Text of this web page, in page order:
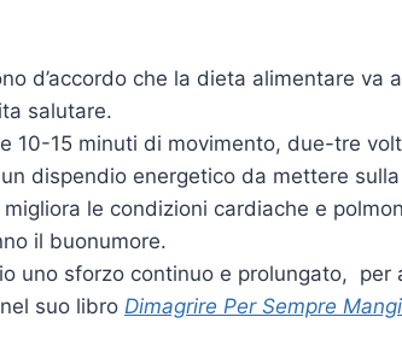
d’accordo che la dieta alimentare va
salutare.
10-15 minuti di movimento, due-tre
dispendio energetico da mettere
le condizioni cardiache e
il buonumore.
uno sforzo continuo e prolungato, per
nel suo libro Dimagrire Per Sempre